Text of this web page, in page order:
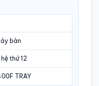
bàn
thứ 12
TRAY